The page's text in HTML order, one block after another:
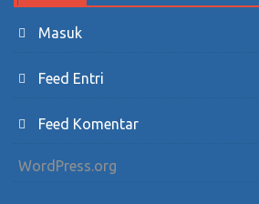
Masuk
Feed Entri
Feed Komentar
WordPress.org